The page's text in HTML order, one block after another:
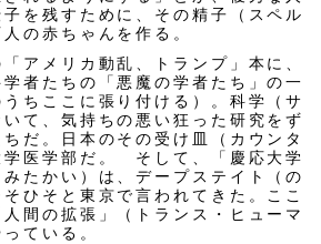
を残すために、その精子（スペル
の赤ちゃんを作る。
アメリカ動乱、トランプ」本に、
者たちの「悪魔の学者たち」の一
ちここに張り付ける）。科学（サ
て、気持ちの悪い狂った研究をず
だ。日本のその受け皿（カウンタ
学医学部だ。 そして、「慶応大学
たかい）は、デープステイト（の
ひそと東京で言われてきた。ここ
間の拡張」（トランス・ヒューマ
ている。